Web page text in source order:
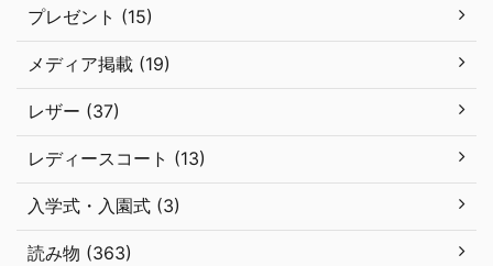
プレゼント (15)
メディア掲載 (19)
レザー (37)
レディースコート (13)
入学式・入園式 (3)
読み物 (363)